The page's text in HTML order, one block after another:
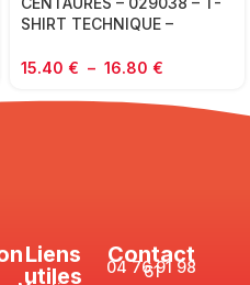
SHIRT TECHNIQUE –
15.40 € – 16.80 €
Liens
utiles
Contact
04 76 91 98
61